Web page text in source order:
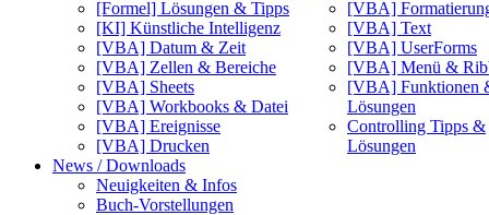
[Formel] Lösungen & Tipps
[KI] Künstliche Intelligenz
[VBA] Datum & Zeit
[VBA] Zellen & Bereiche
[VBA] Sheets
[VBA] Workbooks & Datei
[VBA] Ereignisse
[VBA] Drucken
[VBA]
[VBA] Text
[VBA] UserForms
[VBA] Menü &
[VBA] Funktionen
Lösungen
Controlling Tipps &
Lösungen
News / Downloads
Neuigkeiten & Infos
Buch-Vorstellungen